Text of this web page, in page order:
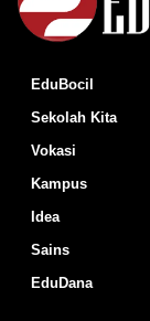
EduBocil
Sekolah Kita
Vokasi
Kampus
Idea
Sains
EduDana